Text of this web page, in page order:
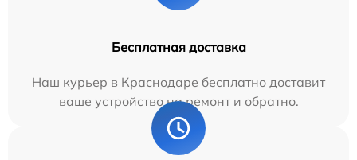
Бесплатная доставка
Наш курьер в Краснодаре бесплатно доставит
ваше устройство на ремонт и обратно.